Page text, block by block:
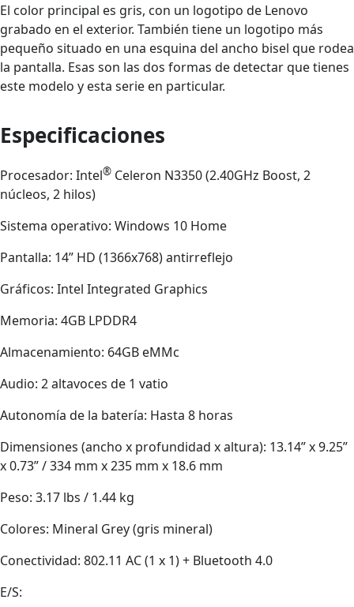
El color principal es gris, con un logotipo de Lenovo
grabado en el exterior. También tiene un logotipo más
pequeño situado en una esquina del ancho bisel que rodea
la pantalla. Esas son las dos formas de detectar que tienes
este modelo y esta serie en particular.
Especificaciones
Procesador: Intel® Celeron N3350 (2.40GHz Boost, 2
núcleos, 2 hilos)
Sistema operativo: Windows 10 Home
Pantalla: 14” HD (1366x768) antirreflejo
Gráficos: Intel Integrated Graphics
Memoria: 4GB LPDDR4
Almacenamiento: 64GB eMMc
Audio: 2 altavoces de 1 vatio
Autonomía de la batería: Hasta 8 horas
Dimensiones (ancho x profundidad x altura): 13.14” x 9.25”
x 0.73” / 334 mm x 235 mm x 18.6 mm
Peso: 3.17 lbs / 1.44 kg
Colores: Mineral Grey (gris mineral)
Conectividad: 802.11 AC (1 x 1) + Bluetooth 4.0
E/S: